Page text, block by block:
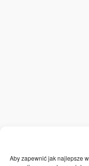
Aby zapewnić jak najlepsze